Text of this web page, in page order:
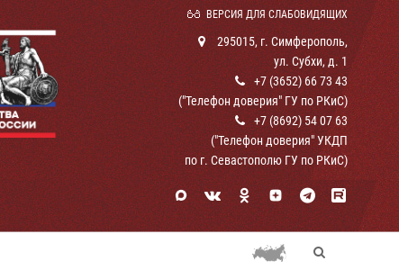
ВЕРСИЯ ДЛЯ СЛАБОВИДЯЩИХ
295015, г. Симферополь,
ул. Субхи, д. 1
+7 (3652) 66 73 43
("Телефон доверия" ГУ по РКиС)
+7 (8692) 54 07 63
("Телефон доверия" УКДП
по г. Севастополю ГУ по РКиС)